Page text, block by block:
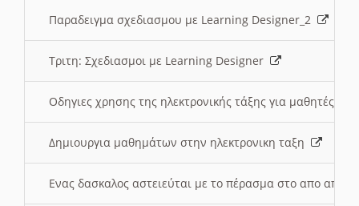
Παραδειγμα σχεδιασμου με Learning Designer_2
Τριτη: Σχεδιασμοι με Learning Designer
Οδηγιες χρησης της ηλεκτρονικής τάξης για μαθητές
Δημιουργια μαθημάτων στην ηλεκτρονικη ταξη
Ενας δασκαλος αστειεύται με το πέρασμα στο απο